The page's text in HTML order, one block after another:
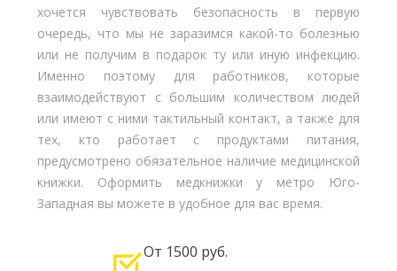
хочется чувствовать безопасность в первую
очередь, что мы не заразимся какой-то болезнью
или не получим в подарок ту или иную инфекцию.
Именно поэтому для работников, которые
взаимодействуют с большим количеством людей
или имеют с ними тактильный контакт, а также для
тех, кто работает с продуктами питания,
предусмотрено обязательное наличие медицинской
книжки. Оформить медкнижки у метро Юго-
Западная вы можете в удобное для вас время.
От 1500 руб.